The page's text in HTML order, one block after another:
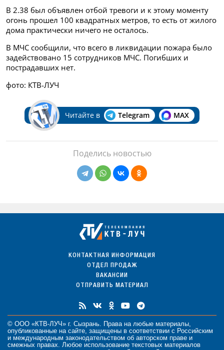
В 2.38 был объявлен отбой тревоги и к этому моменту
огонь прошел 100 квадратных метров, то есть от жилого
дома практически ничего не осталось.
В МЧС сообщили, что всего в ликвидации пожара было
задействовано 15 сотрудников МЧС. Погибших и
пострадавших нет.
фото: КТВ-ЛУЧ
Читайте в Telegram MAX
Поделись новостью
КОНТАКТНАЯ ИНФОРМАЦИЯ
ОТДЕЛ ПРОДАЖ
ВАКАНСИИ
ОТПРАВИТЬ МАТЕРИАЛ
© ООО «КТВ-ЛУЧ» г. Сызрань. Права на любые материалы
опубликованные на сайте, защищены в соответствии с Российским
и международным законодательством об авторском праве и
смежных правах. Любое использование текстовых материалов